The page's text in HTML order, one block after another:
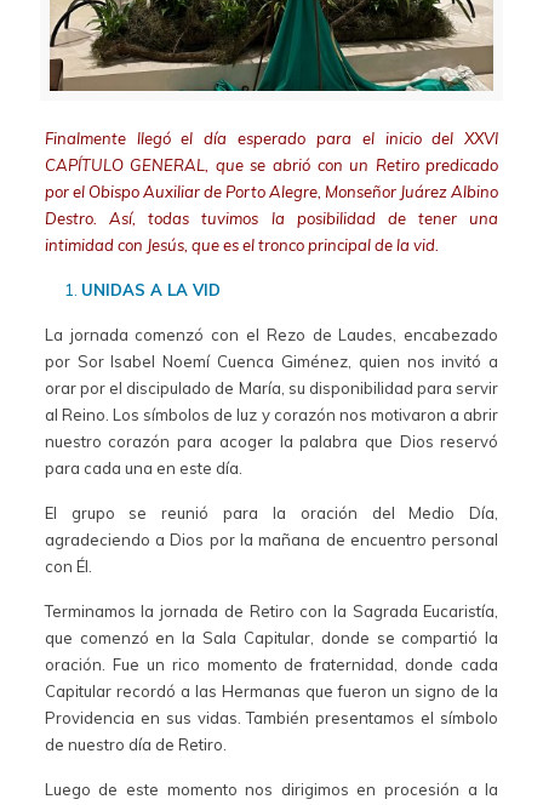
Finalmente llegó el día esperado para el inicio del XXVI
CAPÍTULO GENERAL, que se abrió con un Retiro predicado
por el Obispo Auxiliar de Porto Alegre, Monseñor Juárez Albino
Destro. Así, todas tuvimos la posibilidad de tener una
intimidad con Jesús, que es el tronco principal de la vid.
UNIDAS A LA VID
La jornada comenzó con el Rezo de Laudes, encabezado
por Sor Isabel Noemí Cuenca Giménez, quien nos invitó a
orar por el discipulado de María, su disponibilidad para servir
al Reino. Los símbolos de luz y corazón nos motivaron a abrir
nuestro corazón para acoger la palabra que Dios reservó
para cada una en este día.
El grupo se reunió para la oración del Medio Día,
agradeciendo a Dios por la mañana de encuentro personal
con Él.
Terminamos la jornada de Retiro con la Sagrada Eucaristía,
que comenzó en la Sala Capitular, donde se compartió la
oración. Fue un rico momento de fraternidad, donde cada
Capitular recordó a las Hermanas que fueron un signo de la
Providencia en sus vidas. También presentamos el símbolo
de nuestro día de Retiro.
Luego de este momento nos dirigimos en procesión a la